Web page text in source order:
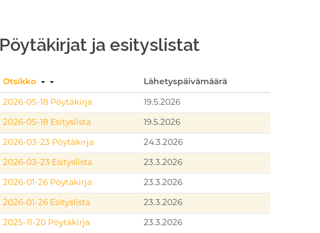
Pöytäkirjat ja esityslistat
Otsikko Lähetyspäivämäärä
2026-05-18 Pöytäkirja 19.5.2026
2026-05-18 Esityslista 19.5.2026
2026-03-23 Pöytäkirja 24.3.2026
2026-03-23 Esityslista 23.3.2026
2026-01-26 Pöytäkirja 23.3.2026
2026-01-26 Esityslista 23.3.2026
2025-11-20 Pöytäkirja 23.3.2026